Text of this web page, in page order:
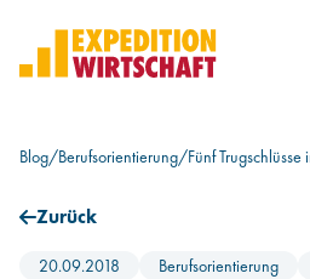
Blog/Berufsorientierung/Fünf
Zurück
20.09.2018 Berufsorientierung